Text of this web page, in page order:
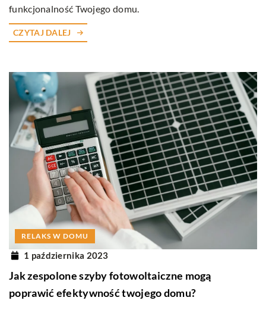
funkcjonalność Twojego domu.
CZYTAJ DALEJ
RELAKS W DOMU
1 października 2023
Jak zespolone szyby fotowoltaiczne mogą
poprawić efektywność twojego domu?